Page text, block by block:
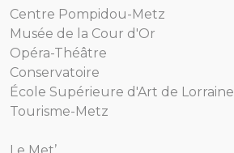
Centre Pompidou-Metz
Musée de la Cour d'Or
Opéra-Théâtre
Conservatoire
École Supérieure d'Art de Lorraine
Tourisme-Metz